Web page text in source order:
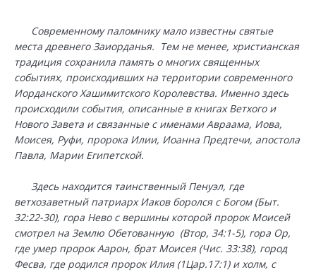
Современному паломнику мало известны святые
места древнего Заиорданья. Тем не менее, христианская
традиция сохранила память о многих священных
событиях, происходивших на территории современного
Иорданского Хашимитского Королевства. Именно здесь
происходили события, описанные в книгах Ветхого и
Нового Завета и связанные с именами Авраама, Иова,
Моисея, Руфи, пророка Илии, Иоанна Предтечи, апостола
Павла, Марии Египетской.
Здесь находится таинственный Пенуэл, где
ветхозаветный патриарх Иаков боролся с Богом (Быт.
32:22-30), гора Нево с вершины которой пророк Моисей
смотрел на Землю Обетованную (Втор, 34:1-5), гора Ор,
где умер пророк Аарон, брат Моисея (Чис. 33:38), город
Фесва, где родился пророк Илия (1Цар.17:1) и холм, с